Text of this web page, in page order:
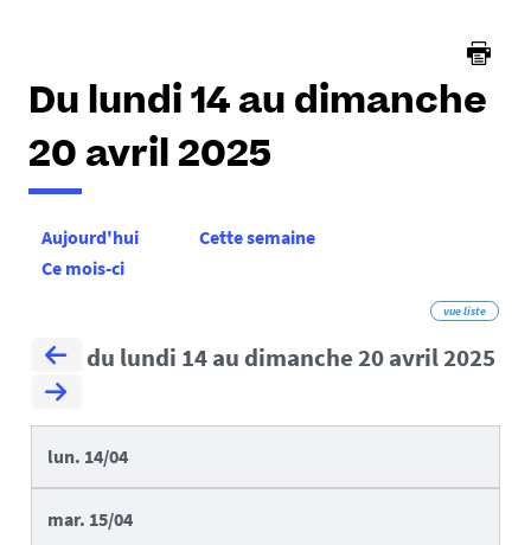
Du lundi 14 au dimanche
20 avril 2025
Aujourd'hui
Cette semaine
Ce mois-ci
vue liste
du lundi 14 au dimanche 20 avril 2025
lun. 14/04
mar. 15/04